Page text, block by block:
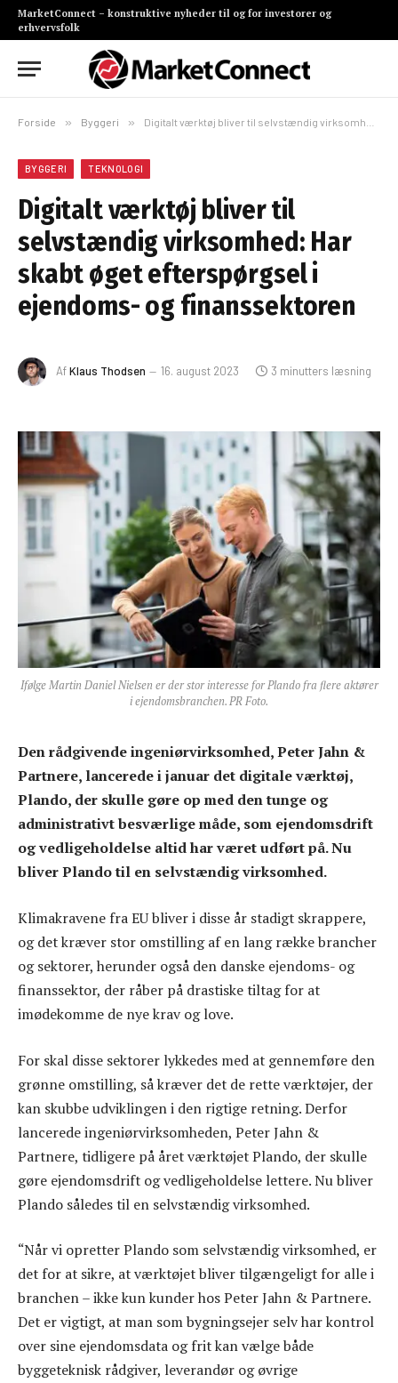
MarketConnect – konstruktive nyheder til og for investorer og
erhvervsfolk
Forside » Byggeri » Digitalt værktøj bliver til selvstændig virksomhed: Har skabt øget efterspørgsel i ejendoms- og finanssektoren
BYGGERI TEKNOLOGI
Digitalt værktøj bliver til
selvstændig virksomhed: Har
skabt øget efterspørgsel i
ejendoms- og finanssektoren
AfKlaus Thodsen 16. august 2023 3 minutters læsning
Ifølge Martin Daniel Nielsen er der stor interesse for Plando fra flere aktører
i ejendomsbranchen. PR Foto.
Den rådgivende ingeniørvirksomhed, Peter Jahn &
Partnere, lancerede i januar det digitale værktøj,
Plando, der skulle gøre op med den tunge og
administrativt besværlige måde, som ejendomsdrift
og vedligeholdelse altid har været udført på. Nu
bliver Plando til en selvstændig virksomhed.
Klimakravene fra EU bliver i disse år stadigt skrappere,
og det kræver stor omstilling af en lang række brancher
og sektorer, herunder også den danske ejendoms- og
finanssektor, der råber på drastiske tiltag for at
imødekomme de nye krav og love.
For skal disse sektorer lykkedes med at gennemføre den
grønne omstilling, så kræver det de rette værktøjer, der
kan skubbe udviklingen i den rigtige retning. Derfor
lancerede ingeniørvirksomheden, Peter Jahn &
Partnere, tidligere på året værktøjet Plando, der skulle
gøre ejendomsdrift og vedligeholdelse lettere. Nu bliver
Plando således til en selvstændig virksomhed.
“Når vi opretter Plando som selvstændig virksomhed, er
det for at sikre, at værktøjet bliver tilgængeligt for alle i
branchen – ikke kun kunder hos Peter Jahn & Partnere.
Det er vigtigt, at man som bygningsejer selv har kontrol
over sine ejendomsdata og frit kan vælge både
byggeteknisk rådgiver, leverandør og øvrige